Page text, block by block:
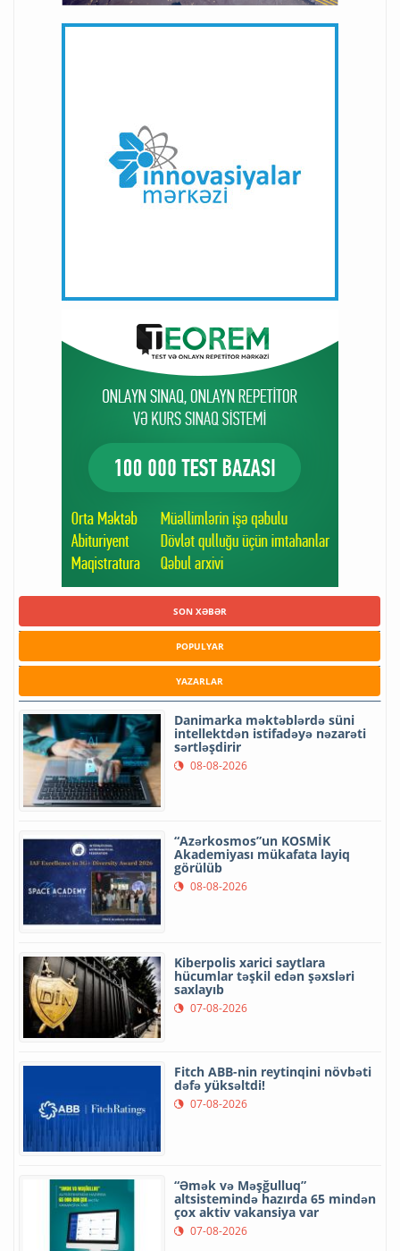
SON XƏBƏR
POPULYAR
YAZARLAR
Danimarka məktəblərdə süni
intellektdən istifadəyə nəzarəti
sərtləşdirir
08-08-2026
“Azərkosmos”un KOSMİK
Akademiyası mükafata layiq
görülüb
08-08-2026
Kiberpolis xarici saytlara
hücumlar təşkil edən şəxsləri
saxlayıb
07-08-2026
Fitch ABB-nin reytinqini növbəti
dəfə yüksəltdi!
07-08-2026
“Əmək və Məşğulluq”
altsistemində hazırda 65 mindən
çox aktiv vakansiya var
07-08-2026